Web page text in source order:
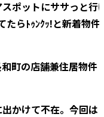
ポットにササっと行
たらﾄｩﾝｸｯ!と新着物
町の店舗兼住居物件
出かけて不在。今回は